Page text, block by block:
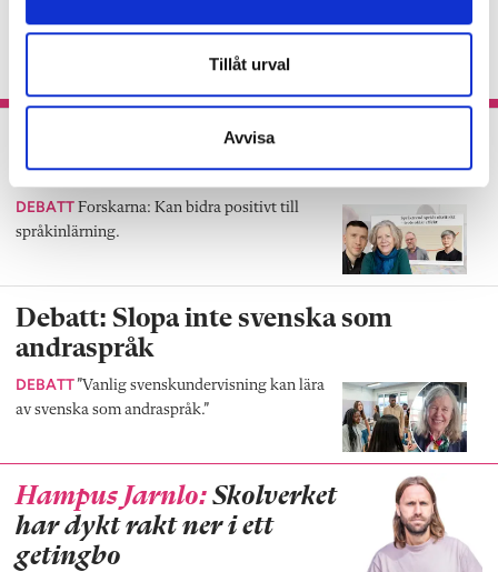
Tillåt urval
Avvisa
rättningsdöden
”Varför blir det så här varje år?”
”Transspråkande har potential i det
flerspråkiga Sverige”
DEBATT Forskarna: Kan bidra positivt till
språkinlärning.
Debatt: Slopa inte svenska som
andraspråk
DEBATT”Vanlig svenskundervisning kan lära
av svenska som andraspråk.”
Hampus Jarnlo: Skolverket
har dykt rakt ner i ett
getingbo